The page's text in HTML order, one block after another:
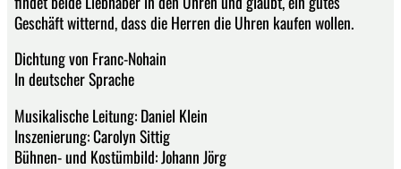
Geschäft witternd, dass die Herren die Uhren kaufen wollen.
Dichtung von Franc-Nohain
In deutscher Sprache
Musikalische Leitung: Daniel Klein
Inszenierung: Carolyn Sittig
Bühnen- und Kostümbild: Johann Jörg